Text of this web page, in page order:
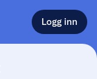
Logg inn